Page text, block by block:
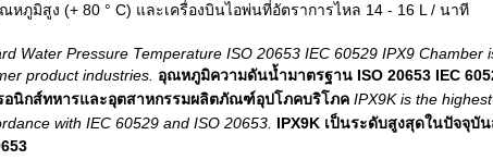
หภูมิสูง (+ 80 ° C) และเครื่องบินไอพ่นที่อัตราการไหล 14 - 16 L / นาที
Water Pressure Temperature ISO 20653 IEC 60529 IPX9
product industries. อุณหภูมิความดันน้ำมาตรฐาน ISO 20653 IEC
อนิกส์ทหารและอุตสาหกรรมผลิตภัณฑ์อุปโภคบริโภค IPX9K is the
with IEC 60529 and ISO 20653. IPX9K เป็นระดับสูงสุดในปัจจุบั